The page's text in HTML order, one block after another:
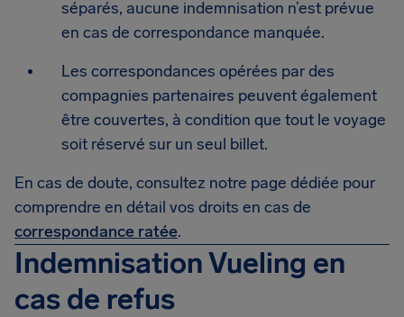
séparés, aucune indemnisation n’est prévue
en cas de correspondance manquée.
Les correspondances opérées par des
compagnies partenaires peuvent également
être couvertes, à condition que tout le voyage
soit réservé sur un seul billet.
En cas de doute, consultez notre page dédiée pour
comprendre en détail vos droits en cas de
correspondance ratée.
Indemnisation Vueling en
cas de refus